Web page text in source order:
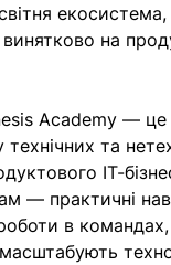
екосистема,
на
Academy — це
та
ІТ-
— практичні
роботи в